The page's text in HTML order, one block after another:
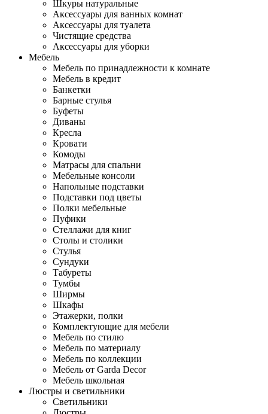
Шкуры натуральные
Аксессуары для ванных комнат
Аксессуары для туалета
Чистящие средства
Аксессуары для уборки
Мебель
Мебель по принадлежности к комнате
Мебель в кредит
Банкетки
Барные стулья
Буфеты
Диваны
Кресла
Кровати
Комоды
Матрасы для спальни
Мебельные консоли
Напольные подставки
Подставки под цветы
Полки мебельные
Пуфики
Стеллажи для книг
Столы и столики
Стулья
Сундуки
Табуреты
Тумбы
Ширмы
Шкафы
Этажерки, полки
Комплектующие для мебели
Мебель по стилю
Мебель по материалу
Мебель по коллекции
Мебель от Garda Decor
Мебель школьная
Люстры и светильники
Светильники